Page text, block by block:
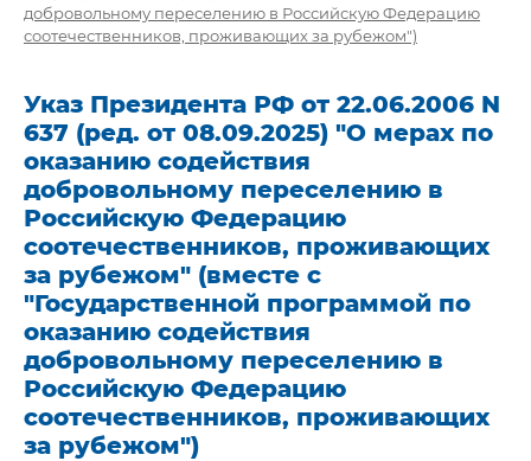
добровольному переселению в Российскую Федерацию
соотечественников, проживающих за рубежом")
Указ Президента РФ от 22.06.2006 N
637 (ред. от 08.09.2025) "О мерах по
оказанию содействия
добровольному переселению в
Российскую Федерацию
соотечественников, проживающих
за рубежом" (вместе с
"Государственной программой по
оказанию содействия
добровольному переселению в
Российскую Федерацию
соотечественников, проживающих
за рубежом")